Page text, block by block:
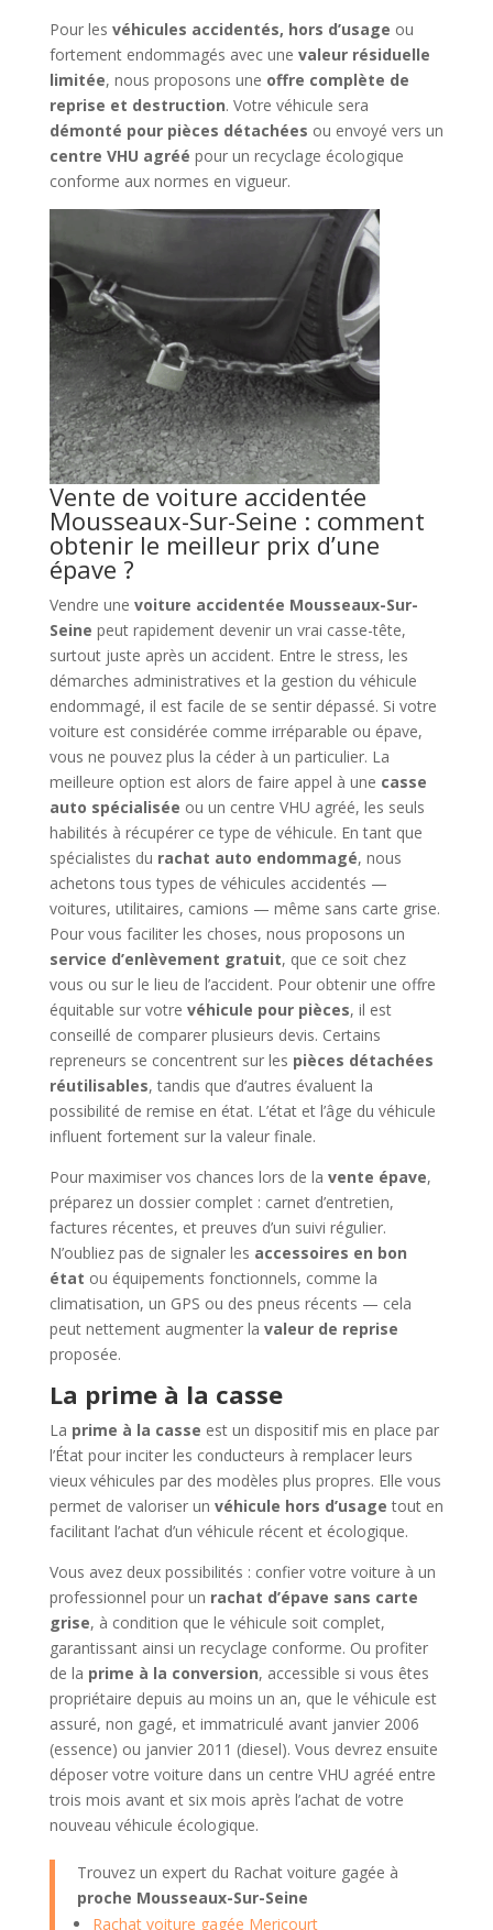
Pour les véhicules accidentés, hors d’usage ou
fortement endommagés avec une valeur résiduelle
limitée, nous proposons une offre complète de
reprise et destruction. Votre véhicule sera
démonté pour pièces détachées ou envoyé vers un
centre VHU agréé pour un recyclage écologique
conforme aux normes en vigueur.
Vente de voiture accidentée
Mousseaux-Sur-Seine : comment
obtenir le meilleur prix d’une
épave ?
Vendre une voiture accidentée Mousseaux-Sur-
Seine peut rapidement devenir un vrai casse-tête,
surtout juste après un accident. Entre le stress, les
démarches administratives et la gestion du véhicule
endommagé, il est facile de se sentir dépassé. Si votre
voiture est considérée comme irréparable ou épave,
vous ne pouvez plus la céder à un particulier. La
meilleure option est alors de faire appel à une casse
auto spécialisée ou un centre VHU agréé, les seuls
habilités à récupérer ce type de véhicule. En tant que
spécialistes du rachat auto endommagé, nous
achetons tous types de véhicules accidentés —
voitures, utilitaires, camions — même sans carte grise.
Pour vous faciliter les choses, nous proposons un
service d’enlèvement gratuit, que ce soit chez
vous ou sur le lieu de l’accident. Pour obtenir une offre
équitable sur votre véhicule pour pièces, il est
conseillé de comparer plusieurs devis. Certains
repreneurs se concentrent sur les pièces détachées
réutilisables, tandis que d’autres évaluent la
possibilité de remise en état. L’état et l’âge du véhicule
influent fortement sur la valeur finale.
Pour maximiser vos chances lors de la vente épave,
préparez un dossier complet : carnet d’entretien,
factures récentes, et preuves d’un suivi régulier.
N’oubliez pas de signaler les accessoires en bon
état ou équipements fonctionnels, comme la
climatisation, un GPS ou des pneus récents — cela
peut nettement augmenter la valeur de reprise
proposée.
La prime à la casse
La prime à la casse est un dispositif mis en place par
l’État pour inciter les conducteurs à remplacer leurs
vieux véhicules par des modèles plus propres. Elle vous
permet de valoriser un véhicule hors d’usage tout en
facilitant l’achat d’un véhicule récent et écologique.
Vous avez deux possibilités : confier votre voiture à un
professionnel pour un rachat d’épave sans carte
grise, à condition que le véhicule soit complet,
garantissant ainsi un recyclage conforme. Ou profiter
de la prime à la conversion, accessible si vous êtes
propriétaire depuis au moins un an, que le véhicule est
assuré, non gagé, et immatriculé avant janvier 2006
(essence) ou janvier 2011 (diesel). Vous devrez ensuite
déposer votre voiture dans un centre VHU agréé entre
trois mois avant et six mois après l’achat de votre
nouveau véhicule écologique.
Trouvez un expert du Rachat voiture gagée à
proche Mousseaux-Sur-Seine
Rachat voiture gagée Mericourt